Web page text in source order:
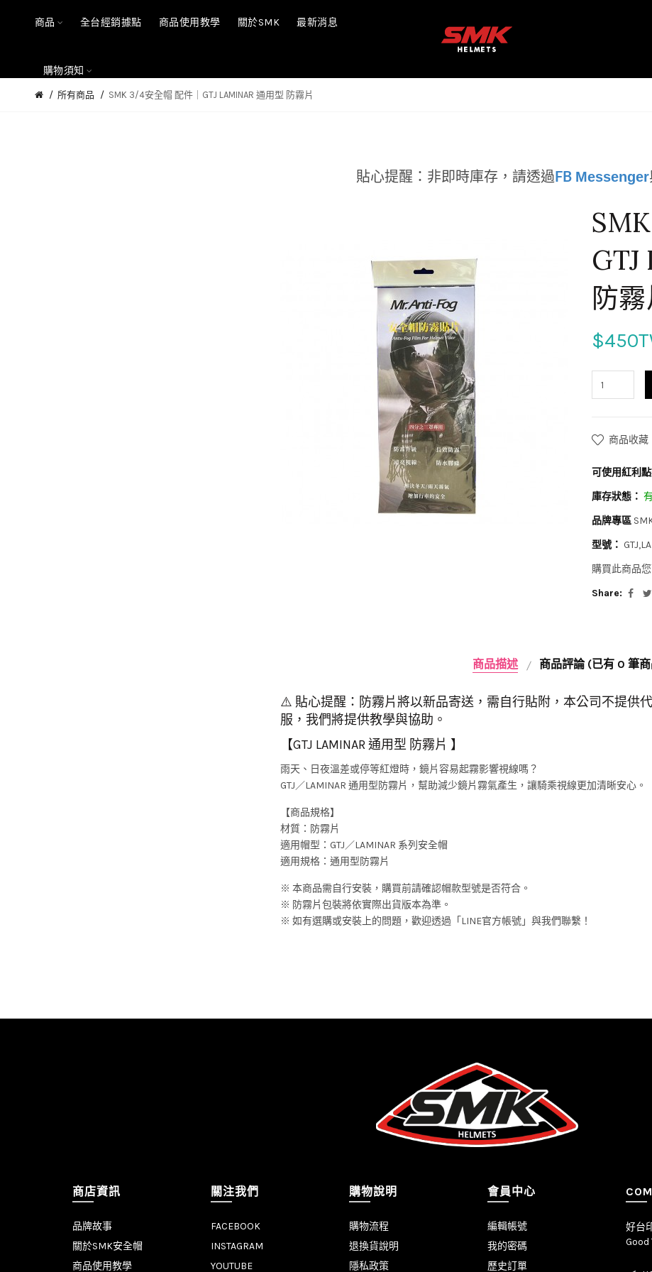
商品 全台經銷據點 商品使用教學 關於SMK 最新消息
購物須知
所有商品 SMK 3/4安全帽 配件｜GTJ LAMINAR 通用型 防霧片
貼心提醒：非即時庫存， 請透過 FB Messenger
GTJ
防霧
商品收藏
可使用紅利點
庫存狀態：
品牌專區
型號：
購買此商品
Share:
商品描述 商品評論 (已有 0 筆
⚠️ 貼心提醒：防霧片將以新品寄送，需自行貼附，本公司不提供
服，我們將提供教學與協助。
【GTJ LAMINAR 通用型 防霧片 】
雨天、日夜溫差或停等紅燈時，鏡片容易起霧影響視線嗎？
GTJ／LAMINAR 通用型防霧片，幫助減少鏡片霧氣產生，讓騎乘視線更加清晰安心。
【商品規格】
材質：防霧片
適用帽型：GTJ／LAMINAR 系列安全帽
適用規格：通用型防霧片
※ 本商品需自行安裝，購買前請確認帽款型號是否符合。
※ 防霧片包裝將依實際出貨版本為準。
※ 如有選購或安裝上的問題，歡迎透過「LINE官方帳號」與我們聯繫！
商店資訊
品牌故事
關於SMK安全帽
商品使用教學
關注我們
FACEBOOK
INSTAGRAM
YOUTUBE
購物說明
購物流程
退換貨說明
隱私政策
會員中心
編輯帳號
我的密碼
歷史訂單
好台